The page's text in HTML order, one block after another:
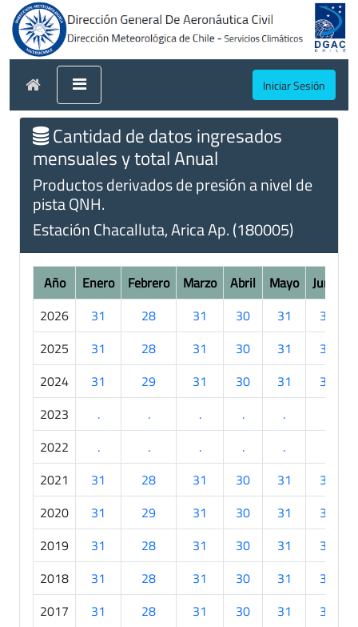
Iniciar Sesión
Cantidad de datos ingresados
mensuales y total Anual
Productos derivados de presión a nivel de
pista QNH.
Estación Chacalluta, Arica Ap. (180005)
Año Enero Febrero Marzo Abril Mayo Junio
2026
31 28 31 30 31
30
2025
31 28 31 30 31
30
2024
31 29 31 30 31
30
2023
. . . . .
2022
. . . . .
2021
31 28 31 30 31
30
2020
31 29 31 30 31
30
2019
31 28 31 30 31
30
2018
31 28 31 30 31
30
2017
31 28 31 30 31
30